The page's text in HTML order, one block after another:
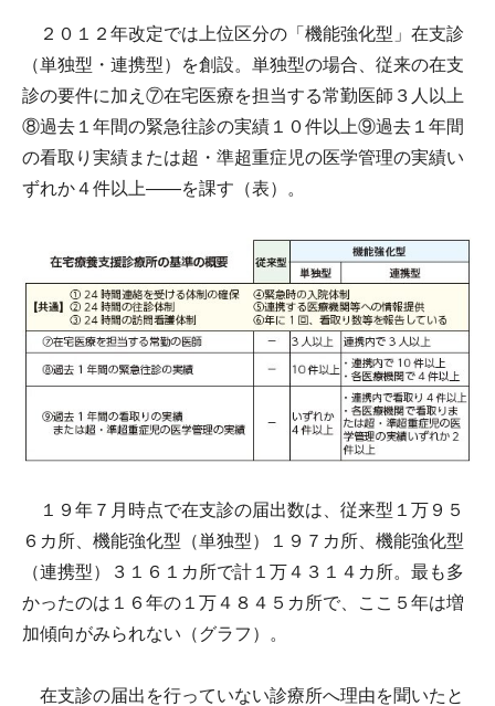
２０１２年改定では上位区分の「機能強化型」在支診
（単独型・連携型）を創設。単独型の場合、従来の在支
診の要件に加え⑦在宅医療を担当する常勤医師３人以上
⑧過去１年間の緊急往診の実績１０件以上⑨過去１年間
の看取り実績または超・準超重症児の医学管理の実績い
ずれか４件以上――を課す（表）。
１９年７月時点で在支診の届出数は、従来型１万９５
６カ所、機能強化型（単独型）１９７カ所、機能強化型
（連携型）３１６１カ所で計１万４３１４カ所。最も多
かったのは１６年の１万４８４５カ所で、ここ５年は増
加傾向がみられない（グラフ）。
在支診の届出を行っていない診療所へ理由を聞いたと